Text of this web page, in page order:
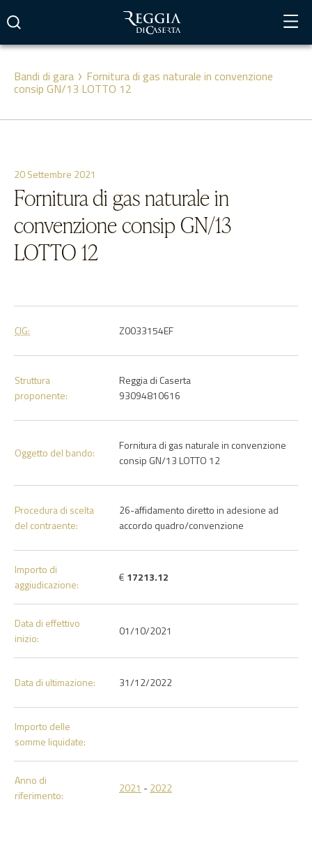
contenuto
Bandi di gara Fornitura di gas naturale in convenzione
consip GN/13 LOTTO 12
20 Settembre 2021
Fornitura di gas naturale in
convenzione consip GN/13
LOTTO 12
CIG: Z0033154EF
Struttura
proponente:
Reggia di Caserta
93094810616
Oggetto del bando:
Fornitura di gas naturale in convenzione
consip GN/13 LOTTO 12
Procedura di scelta
del contraente:
26-affidamento diretto in adesione ad
accordo quadro/convenzione
Importo di
aggiudicazione:
€ 17213.12
Data di effettivo
inizio:
01/10/2021
Data di ultimazione: 31/12/2022
Importo delle
somme liquidate:
Anno di
riferimento:
2021 -2022